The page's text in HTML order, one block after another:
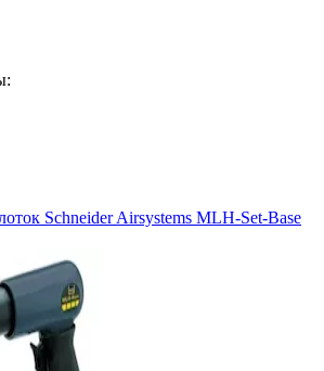
Schneider Airsystems MLH-Set-Base